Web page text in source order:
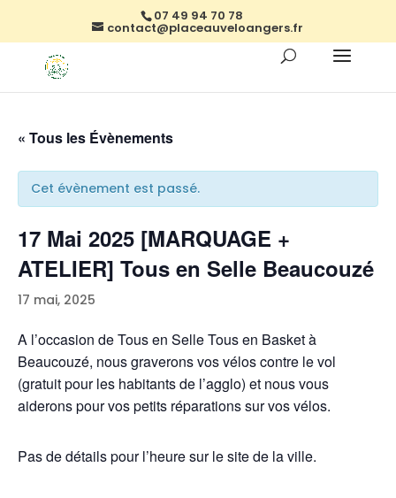
07 49 94 70 78
contact@placeauveloangers.fr
« Tous les Évènements
Cet évènement est passé.
17 Mai 2025 [MARQUAGE +
ATELIER] Tous en Selle Beaucouzé
17 mai, 2025
A l’occasion de Tous en Selle Tous en Basket à
Beaucouzé, nous graverons vos vélos contre le vol
(gratuit pour les habitants de l’agglo) et nous vous
aiderons pour vos petits réparations sur vos vélos.
Pas de détails pour l’heure sur le site de la ville.